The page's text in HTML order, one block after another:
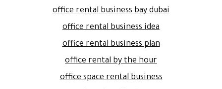
office rental business bay dubai
office rental business idea
office rental business plan
office rental by the hour
office space rental business